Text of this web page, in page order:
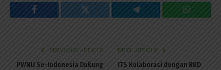
Facebook Twitter Telegram
PREVIOUS ARTICLE
PWNU Se-Indonesia Dukung
NEXT ARTICLE
ITS Kolaborasi dengan BKD